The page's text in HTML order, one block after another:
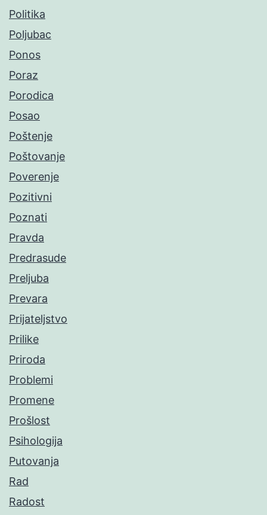
Politika
Poljubac
Ponos
Poraz
Porodica
Posao
Poštenje
Poštovanje
Poverenje
Pozitivni
Poznati
Pravda
Predrasude
Preljuba
Prevara
Prijateljstvo
Prilike
Priroda
Problemi
Promene
Prošlost
Psihologija
Putovanja
Rad
Radost